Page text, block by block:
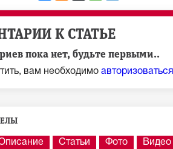
К СТАТЬЕ
пока нет, будьте первыми..
вам необходимо авторизоваться
Статьи Фото Видео